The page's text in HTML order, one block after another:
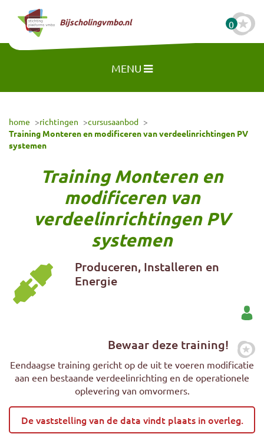
Naar hoofdinhoud
Bijscholingvmbo.nl 0
MENU
home richtingen
cursusaanbod
Training Monteren en modificeren van verdeelinrichtingen PV
systemen
Training Monteren en
modificeren van
verdeelinrichtingen PV
systemen
Produceren, Installeren en
Energie
Bewaar deze training!
Eendaagse training gericht op de uit te voeren modificatie
aan een bestaande verdeelinrichting en de operationele
oplevering van omvormers.
De vaststelling van de data vindt plaats in overleg.